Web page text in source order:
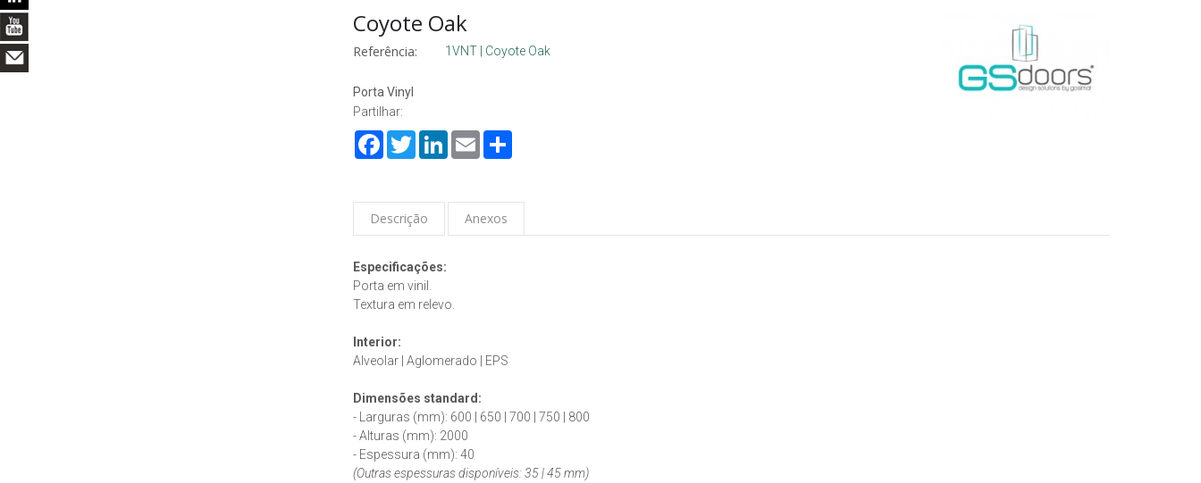
Coyote Oak
Referência: 1VNT | Coyote Oak
Porta Vinyl
Partilhar:
FacebookTwitterLinkedInEmail Share
Descrição Anexos
Especificações:
Porta em vinil.
Textura em relevo.
Interior:
Alveolar | Aglomerado | EPS
Dimensões standard:
- Larguras (mm): 600 | 650 | 700 | 750 | 800
- Alturas (mm): 2000
- Espessura (mm): 40
(Outras espessuras disponíveis: 35 | 45 mm)